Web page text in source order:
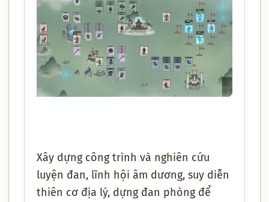
Xây dựng công trình và nghiên cứu
luyện đan, lĩnh hội âm dương, suy diễn
thiên cơ địa lý, dựng đan phòng để